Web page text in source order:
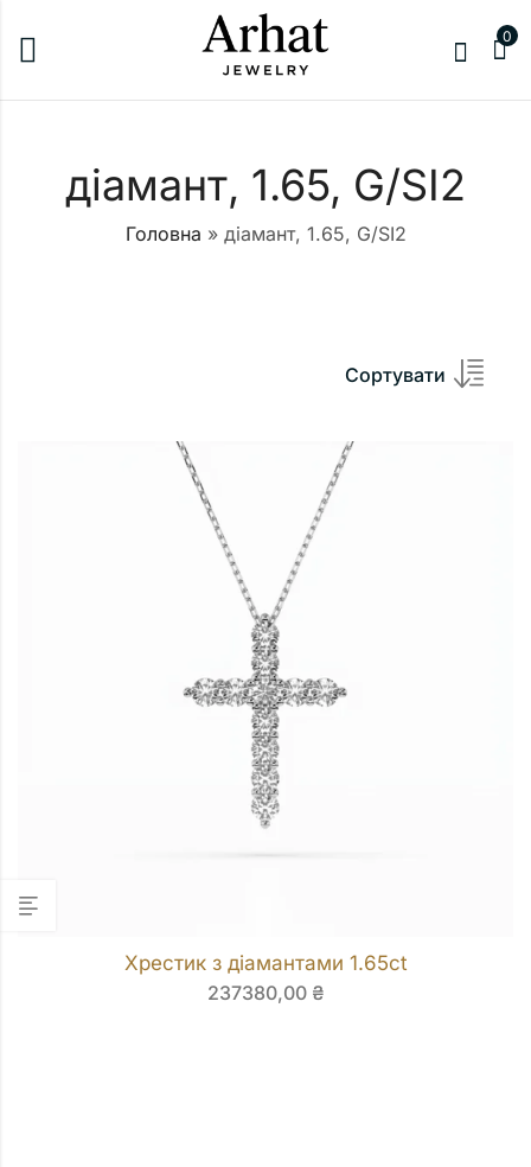
0
діамант, 1.65, G/SI2
Головна » діамант, 1.65, G/SI2
Сортувати
Хрестик з діамантами 1.65ct
237380,00 ₴